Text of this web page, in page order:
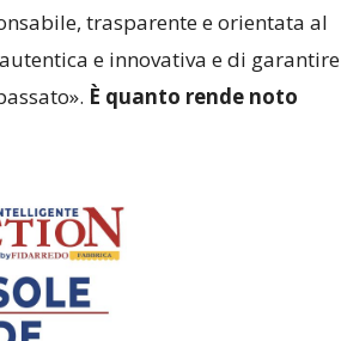
trasparente e orientata al
e innovativa e di garantire
È quanto rende noto